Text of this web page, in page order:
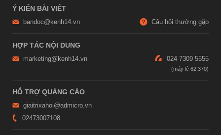
Ý KIẾN BÀI VIẾT
bandoc@kenh14.vn Câu hỏi thường gặp
HỢP TÁC NỘI DUNG
marketing@kenh14.vn 024 7309 5555
HỖ TRỢ QUẢNG CÁO
giaitrixahoi@admicro.vn
02473007108